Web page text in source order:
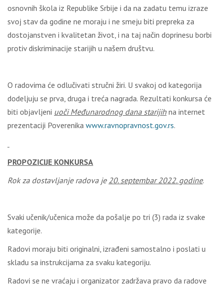
osnovnih škola iz Republike Srbije i da na zadatu temu izraze
svoj stav da godine ne moraju i ne smeju biti prepreka za
dostojanstven i kvalitetan život, i na taj način doprinesu borbi
protiv diskriminacije starijih u našem društvu.
O radovima će odlučivati stručni žiri. U svakoj od kategorija
dodeljuju se prva, druga i treća nagrada. Rezultati konkursa će
biti objavljeni uoči Međunarodnog dana starijih na internet
prezentaciji Poverenika www.ravnopravnost.gov.rs.
PROPOZICIJE KONKURSA
Rok za dostavljanje radova je 20. septembar 2022. godine.
Svaki učenik/učenica može da pošalje po tri (3) rada iz svake
kategorije.
Radovi moraju biti originalni, izrađeni samostalno i poslati u
skladu sa instrukcijama za svaku kategoriju.
Radovi se ne vraćaju i organizator zadržava pravo da radove